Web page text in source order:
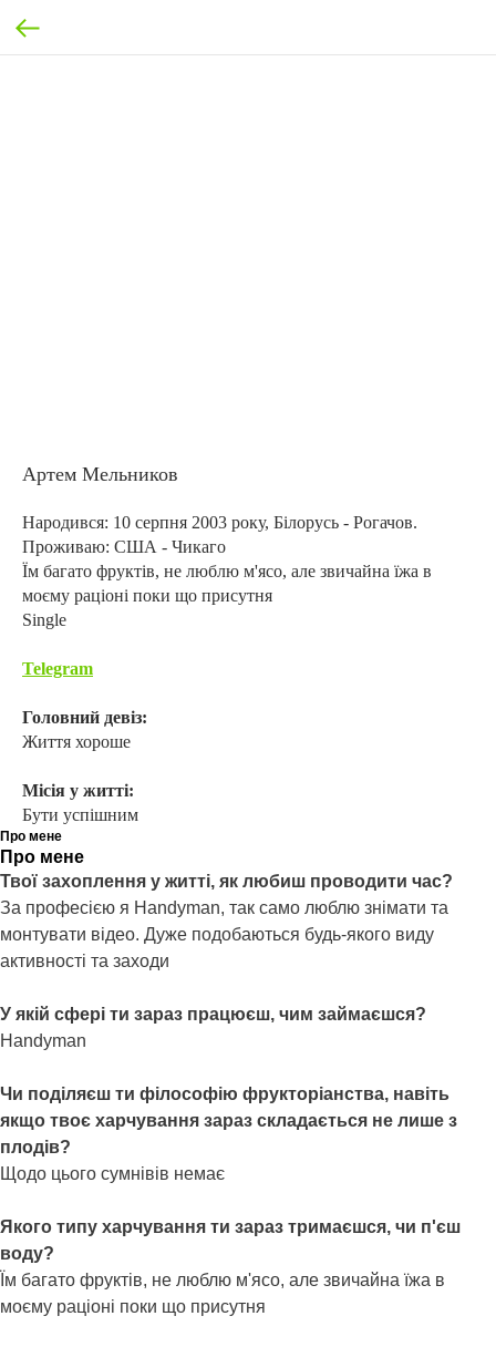
Артем Мельников
Народився: 10 серпня 2003 року, Білорусь - Рогачов.
Проживаю: США - Чикаго
Їм багато фруктів, не люблю м'ясо, але звичайна їжа в
моєму раціоні поки що присутня
Single
Telegram
Головний девіз:
Життя хороше
Місія у житті:
Бути успішним
Про мене
Про мене
Твої захоплення у житті, як любиш проводити час?
За професією я Handyman, так само люблю знімати та
монтувати відео. Дуже подобаються будь-якого виду
активності та заходи
У якій сфері ти зараз працюєш, чим займаєшся?
Handyman
Чи поділяєш ти філософію фрукторіанства, навіть
якщо твоє харчування зараз складається не лише з
плодів?
Щодо цього сумнівів немає
Якого типу харчування ти зараз тримаєшся, чи п'єш
воду?
Їм багато фруктів, не люблю м'ясо, але звичайна їжа в
моєму раціоні поки що присутня